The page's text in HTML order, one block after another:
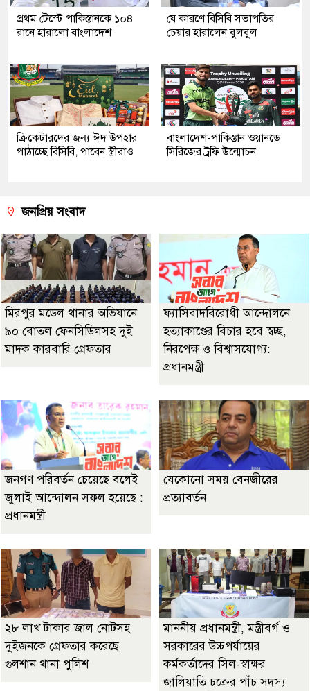
প্রথম টেস্টে পাকিস্তানকে ১০৪
রানে হারালো বাংলাদেশ
যে কারণে বিসিবি সভাপতির
চেয়ার হারালেন বুলবুল
ক্রিকেটারদের জন্য ঈদ উপহার
পাঠাচ্ছে বিসিবি, পাবেন স্ত্রীরাও
বাংলাদেশ-পাকিস্তান ওয়ানডে
সিরিজের ট্রফি উন্মোচন
জনপ্রিয় সংবাদ
মিরপুর মডেল থানার অভিযানে
৯০ বোতল ফেনসিডিলসহ দুই
মাদক কারবারি গ্রেফতার
ফ্যাসিবাদবিরোধী আন্দোলনে
হত্যাকাণ্ডের বিচার হবে স্বচ্ছ,
নিরপেক্ষ ও বিশ্বাসযোগ্য:
প্রধানমন্ত্রী
জনগণ পরিবর্তন চেয়েছে বলেই
জুলাই আন্দোলন সফল হয়েছে :
প্রধানমন্ত্রী
যেকোনো সময় বেনজীরের
প্রত্যাবর্তন
২৮ লাখ টাকার জাল নোটসহ
দুইজনকে গ্রেফতার করেছে
গুলশান থানা পুলিশ
মাননীয় প্রধানমন্ত্রী, মন্ত্রীবর্গ ও
সরকারের উচ্চপর্যায়ের
কর্মকর্তাদের সিল-স্বাক্ষর
জালিয়াতি চক্রের পাঁচ সদস্য